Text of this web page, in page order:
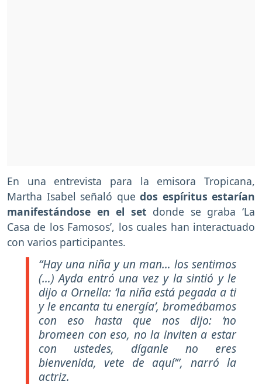
En una entrevista para la emisora Tropicana,
Martha Isabel señaló que dos espíritus estarían
manifestándose en el set donde se graba ‘La
Casa de los Famosos’, los cuales han interactuado
con varios participantes.
“Hay una niña y un man… los sentimos
(…) Ayda entró una vez y la sintió y le
dijo a Ornella: ‘la niña está pegada a ti
y le encanta tu energía’, bromeábamos
con eso hasta que nos dijo: ‘no
bromeen con eso, no la inviten a estar
con ustedes, díganle no eres
bienvenida, vete de aquí’”, narró la
actriz.